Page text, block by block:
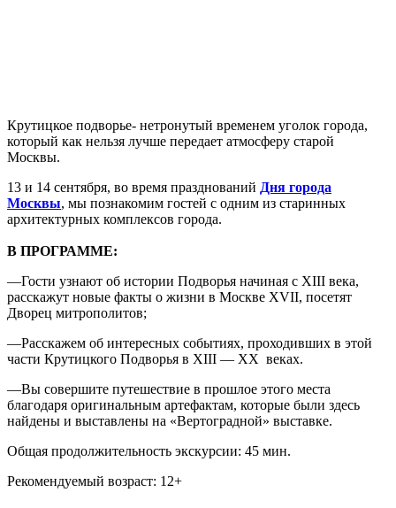
Крутицкое подворье- нетронутый временем уголок города,
который как нельзя лучше передает атмосферу старой
Москвы.
13 и 14 сентября, во время празднований Дня города
Москвы, мы познакомим гостей с одним из старинных
архитектурных комплексов города.
В ПРОГРАММЕ:
—Гости узнают об истории Подворья начиная с XIII века,
расскажут новые факты о жизни в Москве XVII, посетят
Дворец митрополитов;
—Расскажем об интересных событиях, проходивших в этой
части Крутицкого Подворья в XIII — XX веках.
—Вы совершите путешествие в прошлое этого места
благодаря оригинальным артефактам, которые были здесь
найдены и выставлены на «Вертоградной» выставке.
Общая продолжительность экскурсии: 45 мин.
Рекомендуемый возраст: 12+